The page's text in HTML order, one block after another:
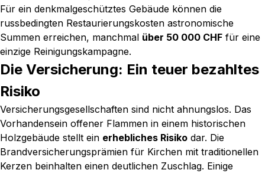
Für ein denkmalgeschütztes Gebäude können die
russbedingten Restaurierungskosten astronomische
Summen erreichen, manchmal über 50 000 CHF für eine
einzige Reinigungskampagne.
Die Versicherung: Ein teuer bezahltes
Risiko
Versicherungsgesellschaften sind nicht ahnungslos. Das
Vorhandensein offener Flammen in einem historischen
Holzgebäude stellt ein erhebliches Risiko dar. Die
Brandversicherungsprämien für Kirchen mit traditionellen
Kerzen beinhalten einen deutlichen Zuschlag. Einige